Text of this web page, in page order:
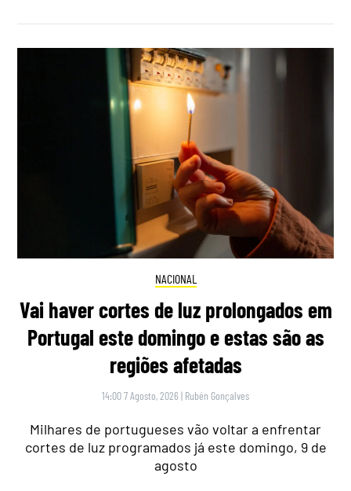
NACIONAL
Vai haver cortes de luz prolongados em
Portugal este domingo e estas são as
regiões afetadas
14:00 7 Agosto, 2026 | Rubén Gonçalves
Milhares de portugueses vão voltar a enfrentar
cortes de luz programados já este domingo, 9 de
agosto